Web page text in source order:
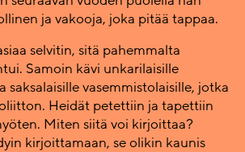
ja vakooja, joka pitää tappaa.
selvitin, sitä pahemmalta
Samoin kävi unkarilaisille
saksalaisille vasemmistolaisille, jotka
Heidät petettiin ja tapettiin
Miten siitä voi kirjoittaa?
kirjoittamaan, se olikin kaunis